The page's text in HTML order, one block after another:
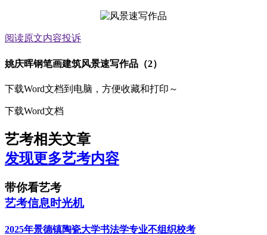
阅读原文内容投诉
姚庆晖钢笔画建筑风景速写作品（2）
下载Word文档到电脑，方便收藏和打印～
下载Word文档
艺考相关文章
发现更多艺考内容
带你看艺考
艺考信息时光机
2025年景德镇陶瓷大学书法学专业不组织校考